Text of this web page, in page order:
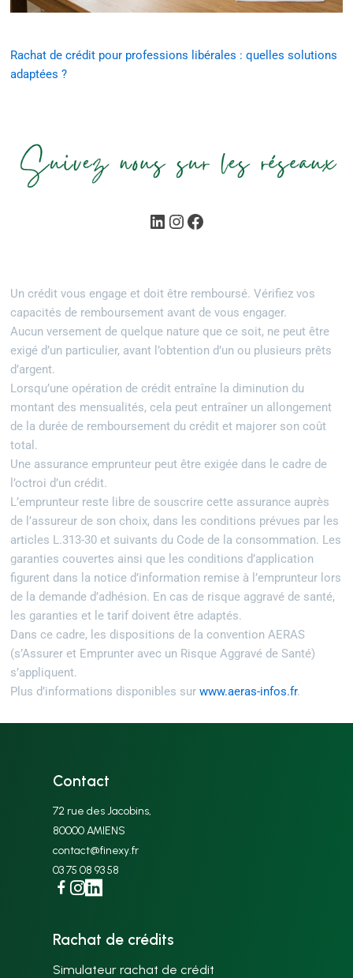
Rachat de crédit pour professions libérales : quelles solutions
adaptées ?
Un crédit vous engage et doit être remboursé. Vérifiez vos
capacités de remboursement avant de vous engager.
Aucun versement de quelque nature que ce soit, ne peut être
exigé d’un particulier, avant l’obtention d’un ou plusieurs prêts
d’argent.
Lorsqu’une opération de crédit entraîne la diminution du
montant des mensualités, cela peut entraîner un allongement
de la durée de remboursement du crédit et majorer son coût
total.
Une assurance emprunteur peut être exigée dans le cadre de
l’octroi d’un crédit.
L’emprunteur reste libre de souscrire cette assurance auprès
de l’assureur de son choix, dans les conditions prévues par les
articles L.313-30 et suivants du Code de la consommation. Les
garanties couvertes ainsi que les conditions d’application
figurent dans la notice d’information remise à l’emprunteur lors
de la demande d’adhésion. En cas de risque aggravé de santé,
les garanties et le tarif doivent être adaptés.
Dans ce cadre, les dispositions de la convention AERAS
(s’Assurer et Emprunter avec un Risque Aggravé de Santé)
s’appliquent.
Plus d’informations disponibles surwww.aeras-infos.fr.
Contact
72 rue des Jacobins,
80000 AMIENS
contact@finexy.fr
03 75 08 93 58
Facebook
Instagram
Rachat de crédits
Simulateur rachat de crédit